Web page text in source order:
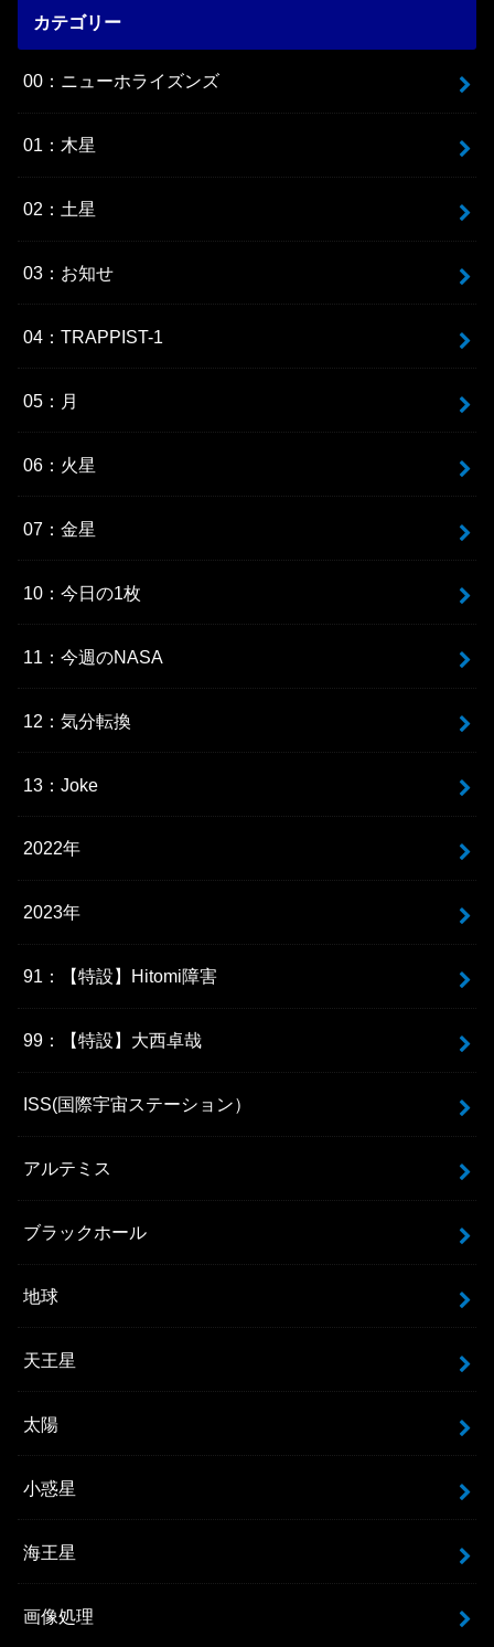
カテゴリー
00：ニューホライズンズ
01：木星
02：土星
03：お知せ
04：TRAPPIST-1
05：月
06：火星
07：金星
10：今日の1枚
11：今週のNASA
12：気分転換
13：Joke
2022年
2023年
91：【特設】Hitomi障害
99：【特設】大西卓哉
ISS(国際宇宙ステーション）
アルテミス
ブラックホール
地球
天王星
太陽
小惑星
海王星
画像処理